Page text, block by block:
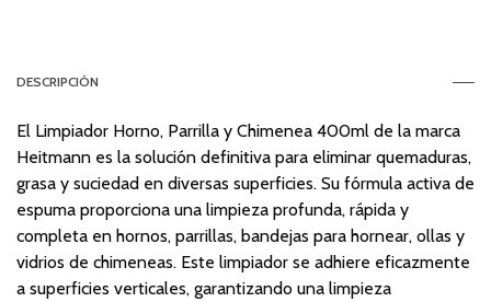
DESCRIPCIÓN
El Limpiador Horno, Parrilla y Chimenea 400ml de la marca
Heitmann es la solución definitiva para eliminar quemaduras,
grasa y suciedad en diversas superficies. Su fórmula activa de
espuma proporciona una limpieza profunda, rápida y
completa en hornos, parrillas, bandejas para hornear, ollas y
vidrios de chimeneas. Este limpiador se adhiere eficazmente
a superficies verticales, garantizando una limpieza